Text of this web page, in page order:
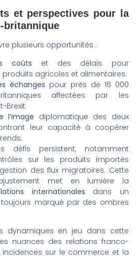
et perspectives pour la
britannique
plusieurs opportunités :
coûts et des délais pour
produits agricoles et alimentaires.
échanges pour près de 16 000
affectées par les
Brexit.
l’image diplomatique des deux
leur capacité à coopérer
défis persistent, notamment
sur les produits importés
des flux migratoires. Cette
met en lumière la
internationales dans un
marqué par des ombres
dynamiques en jeu dans cette
nuances des relations franco-
incidences sur le commerce et la